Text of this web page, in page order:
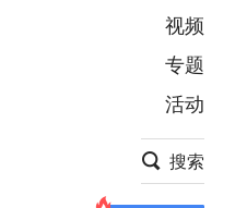
财经
项目推荐
安徽
视频
专题
活动
搜索